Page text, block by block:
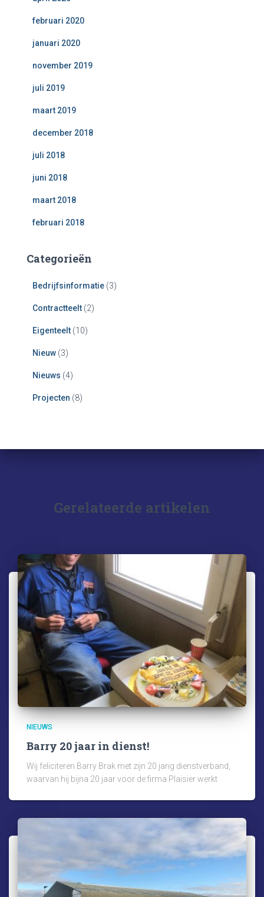
februari 2020
januari 2020
november 2019
juli 2019
maart 2019
december 2018
juli 2018
juni 2018
maart 2018
februari 2018
Categorieën
Bedrijfsinformatie (3)
Contractteelt (2)
Eigenteelt (10)
Nieuw (3)
Nieuws (4)
Projecten (8)
Gerelateerde artikelen
NIEUWS
Barry 20 jaar in dienst!
Wij feliciteren Barry Brak met zijn 20 jarig dienstverband,
waarvan hij bijna 20 jaar voor de firma Plaisier werkt